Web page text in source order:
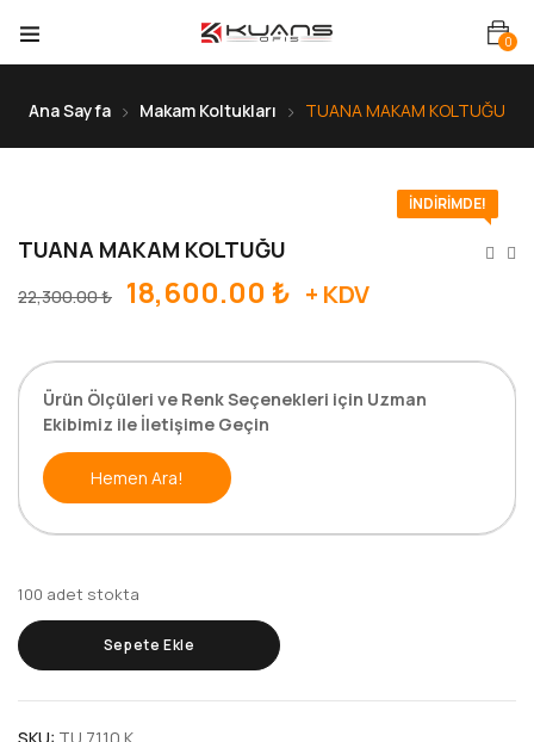
0
Ana Sayfa Makam Koltukları TUANA MAKAM KOLTUĞU
İNDIRIMDE!
TUANA MAKAM KOLTUĞU
22,300.00₺ 18,600.00 ₺ + KDV
Ürün Ölçüleri ve Renk Seçenekleri için Uzman
Ekibimiz ile İletişime Geçin
Hemen Ara!
100 adet stokta
Sepete Ekle